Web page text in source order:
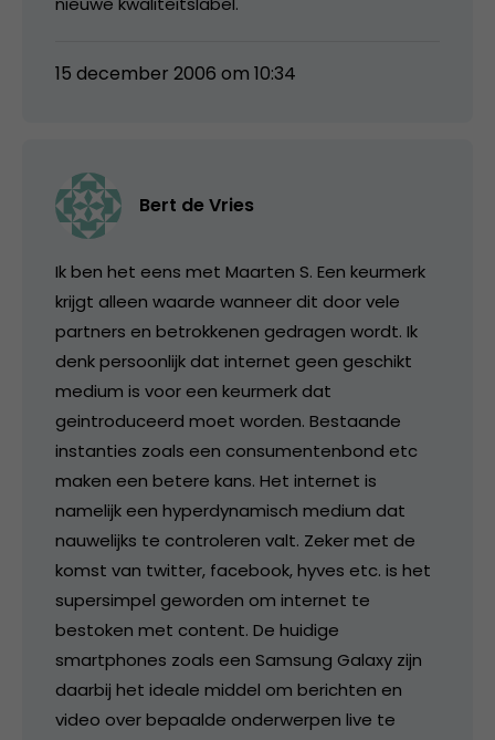
15 december 2006 om 10:34
Bert de Vries
Ik ben het eens met Maarten S. Een keurmerk
krijgt alleen waarde wanneer dit door vele
partners en betrokkenen gedragen wordt. Ik
denk persoonlijk dat internet geen geschikt
medium is voor een keurmerk dat
geintroduceerd moet worden. Bestaande
instanties zoals een consumentenbond etc
maken een betere kans. Het internet is
namelijk een hyperdynamisch medium dat
nauwelijks te controleren valt. Zeker met de
komst van twitter, facebook, hyves etc. is het
supersimpel geworden om internet te
bestoken met content. De huidige
smartphones zoals een Samsung Galaxy zijn
daarbij het ideale middel om berichten en
video over bepaalde onderwerpen live te